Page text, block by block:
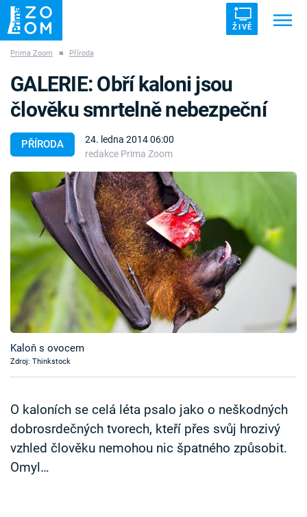
ŽIVĚ
ZÁHADY VETŘELCI DÁVNOVĚKU
Témata
Témata
Pořady
TV Program
Časopis
Sledujte prima+
Sledujte nás
Prima Zoom ■ Příroda
PŘÍRODA
24. ledna 2014 06:00
redakce Prima Zoom
GALERIE: Obří kaloni jsou
člověku smrtelně nebezpeční
Kaloň s ovocem
Zdroj: Thinkstock
O kaloních se celá léta psalo jako o neškodných
dobrosrdečných tvorech, kteří přes svůj hrozivý
vzhled člověku nemohou nic špatného způsobit.
Omyl…